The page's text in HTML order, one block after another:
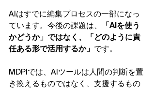
AIはすでに編集プロセスの一部になっ
ています。今後の課題は、
「AIを使う
かどうか」ではなく、「どのように責
任ある形で活用するか」 です。
MDPIでは、AIツールは人間の判断を置
き換えるものではなく、支援するもの